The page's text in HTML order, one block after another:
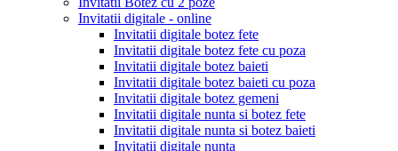
Invitatii digitale - online
Invitatii digitale botez fete
Invitatii digitale botez fete cu poza
Invitatii digitale botez baieti
Invitatii digitale botez baieti cu poza
Invitatii digitale botez gemeni
Invitatii digitale nunta si botez fete
Invitatii digitale nunta si botez baieti
Invitatii digitale nunta